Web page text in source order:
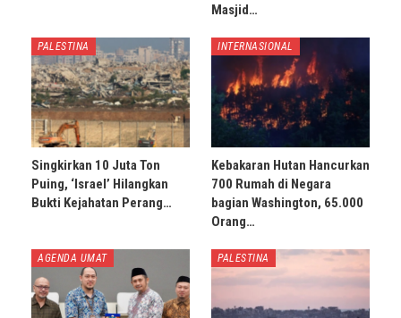
Masjid…
PALESTINA
Singkirkan 10 Juta Ton
Puing, ‘Israel’ Hilangkan
Bukti Kejahatan Perang…
INTERNASIONAL
Kebakaran Hutan Hancurkan
700 Rumah di Negara
bagian Washington, 65.000
Orang…
AGENDA UMAT PALESTINA